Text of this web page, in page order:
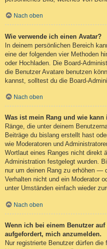
Nach oben
Wie verwende ich einen Avatar?
In deinem persönlichen Bereich
eine der folgenden vier Methoden
oder Hochladen. Die Board-
die Benutzer Avatare benutzen
kannst, solltest du die Board-
Nach oben
Was ist mein Rang und wie
Ränge, die unter deinem
Beiträge du bislang erstellt hast
wie Moderatoren und
Wortlaut eines Ranges nicht direkt
Administration festgelegt wurden.
nur um deinen Rang zu erhöhen —
Verhalten nicht und ein Moderator
unter Umständen einfach wieder
Nach oben
Wenn ich bei einem Benutzer
aufgefordert, mich anzumelden.
Nur registrierte Benutzer dürfen